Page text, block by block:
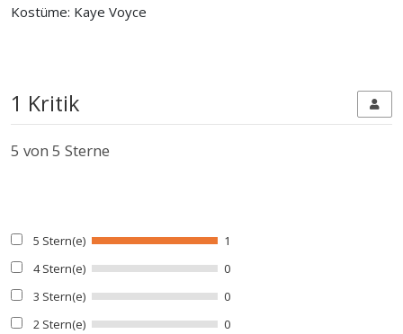
Kostüme: Kaye Voyce
1 Kritik
5 von 5 Sterne
5 Stern(e)
1
4 Stern(e)
0
3 Stern(e)
0
2 Stern(e)
0